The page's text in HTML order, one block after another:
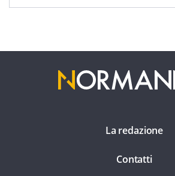
La redazione
Contatti